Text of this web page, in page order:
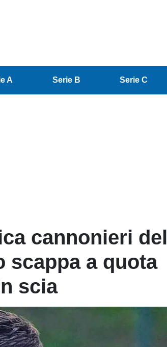
A Serie B Serie C
cannonieri del
scappa a quota
scia